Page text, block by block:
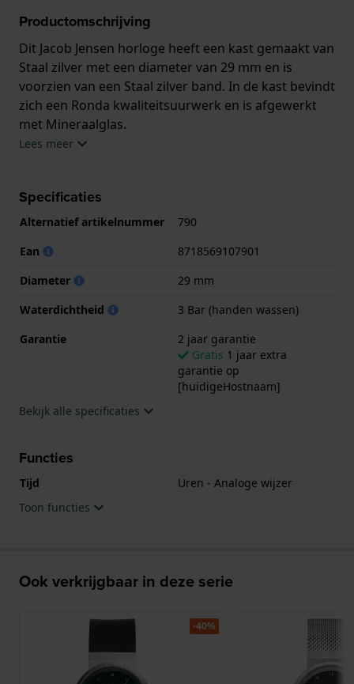
Productomschrijving
Dit Jacob Jensen horloge heeft een kast gemaakt van
Staal zilver met een diameter van 29 mm en is
voorzien van een Staal zilver band. In de kast bevindt
zich een Ronda kwaliteitsuurwerk en is afgewerkt
met Mineraalglas.
geleverd met 2 jaar garantie.
Lees meer
Specificaties
Alternatief artikelnummer
790
Ean
8718569107901
Diameter
29 mm
Waterdichtheid
3 Bar (handen wassen)
Garantie
2 jaar garantie
Gratis 1 jaar extra
garantie op
[huidigeHostnaam]
Bekijk alle specificaties
Functies
Tijd
Uren - Analoge wijzer
Toon functies
Ook verkrijgbaar in deze serie
-40%